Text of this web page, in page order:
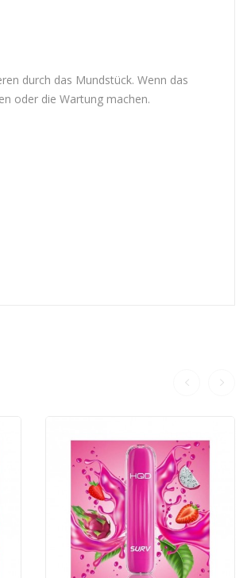
durch das Mundstück. Wenn das
oder die Wartung machen.